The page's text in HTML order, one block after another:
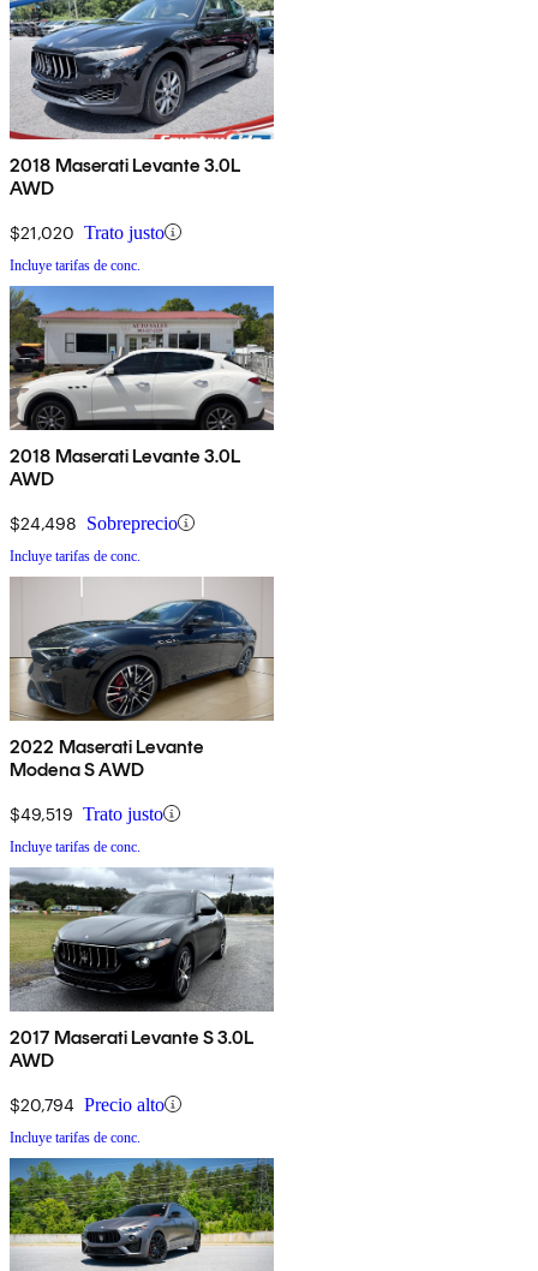
2018 Maserati Levante 3.0L
AWD
$21,020 Trato justo
Incluye tarifas de conc.
2018 Maserati Levante 3.0L
AWD
$24,498 Sobreprecio
Incluye tarifas de conc.
2022 Maserati Levante
Modena S AWD
$49,519 Trato justo
Incluye tarifas de conc.
2017 Maserati Levante S 3.0L
AWD
$20,794 Precio alto
Incluye tarifas de conc.